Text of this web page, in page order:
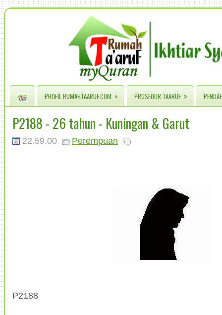
PROFIL RUMAHTAARUF.COM » PROSEDUR TAARUF »
P2188 - 26 tahun - Kuningan & Garut
22.59.00 Perempuan
P2188